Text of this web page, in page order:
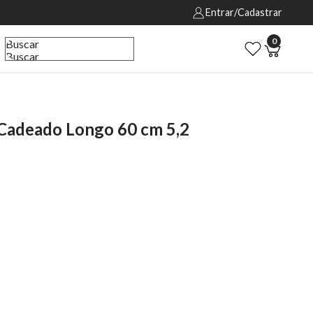
Entrar/Cadastrar
Buscar
Buscar
0
Longo 60 cm 5,2